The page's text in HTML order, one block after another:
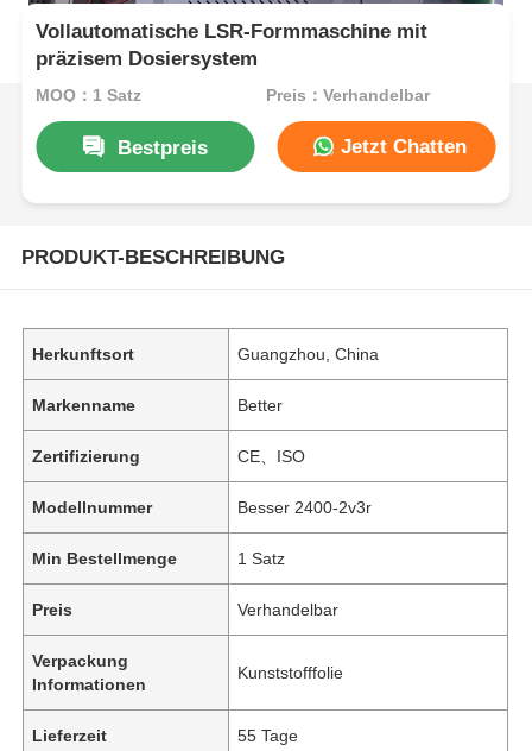
Vollautomatische LSR-Formmaschine mit
präzisem Dosiersystem
MOQ：1 Satz Preis：Verhandelbar
Bestpreis Jetzt Chatten
PRODUKT-BESCHREIBUNG
Herkunftsort Guangzhou, China
Markenname Better
Zertifizierung CE、ISO
Modellnummer Besser 2400-2v3r
Min Bestellmenge 1 Satz
Preis Verhandelbar
Verpackung
Informationen
Kunststofffolie
Lieferzeit 55 Tage